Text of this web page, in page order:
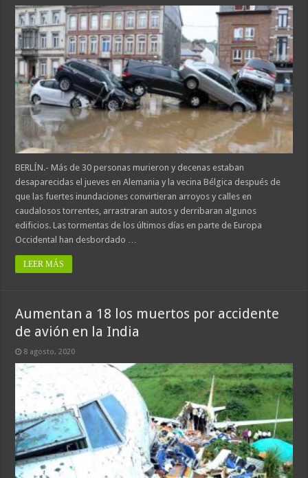
BERLÍN.- Más de 30 personas murieron y decenas estaban
desaparecidas el jueves en Alemania y la vecina Bélgica después de
que las fuertes inundaciones convirtieran arroyos y calles en
caudalosos torrentes, arrastraran autos y derribaran algunos
edificios. Las tormentas de los últimos días en parte de Europa
Occidental han desbordado …
LEER MÁS
Aumentan a 18 los muertos por accidente
de avión en la India
8 agosto, 2020